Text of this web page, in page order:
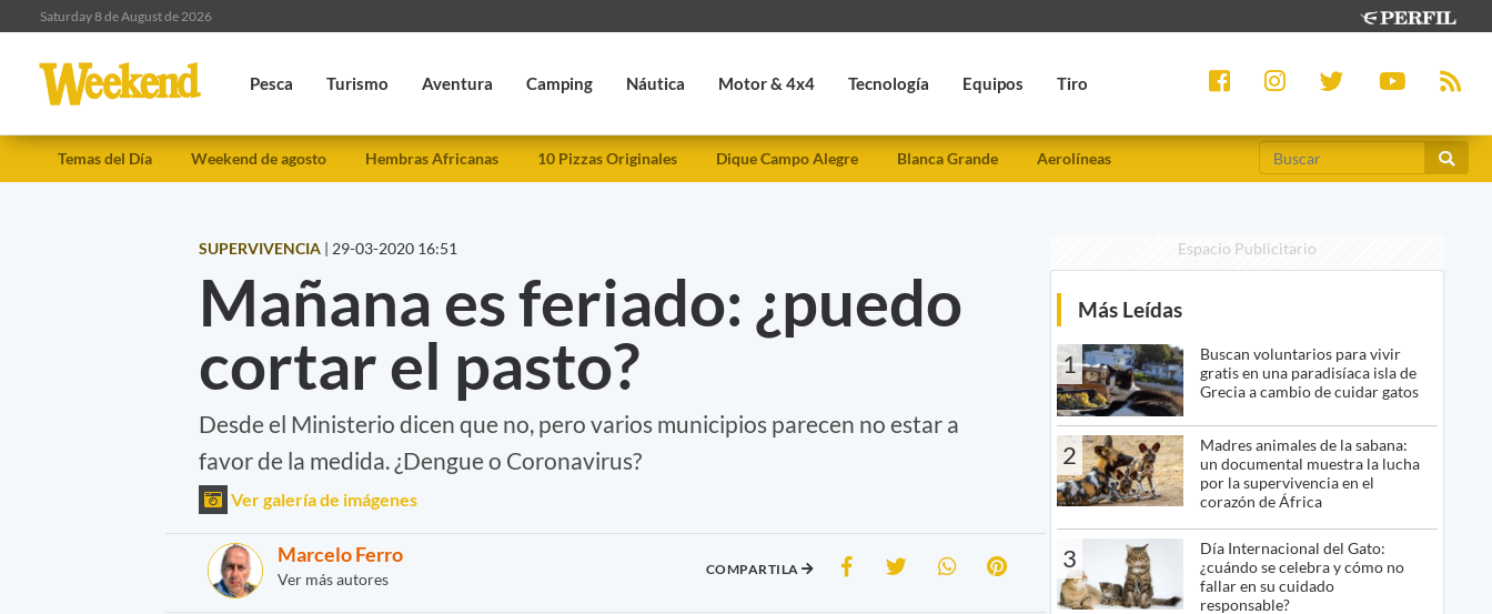
Saturday 8 de August de 2026
Pesca Turismo Aventura Camping Náutica Motor & 4x4 Tecnología Equipos Tiro
Temas del Día Weekend de agosto Hembras Africanas 10 Pizzas Originales Dique Campo Alegre Blanca Grande Aerolíneas
SUPERVIVENCIA | 29-03-2020 16:51
Mañana es feriado: ¿puedo
cortar el pasto?
Desde el Ministerio dicen que no, pero varios municipios parecen no estar a
favor de la medida. ¿Dengue o Coronavirus?
Ver galería de imágenes
Marcelo Ferro
Ver más autores
COMPARTILA
Espacio Publicitario
Más Leídas
1
Buscan voluntarios para vivir
gratis en una paradisíaca isla de
Grecia a cambio de cuidar gatos
2
Madres animales de la sabana:
un documental muestra la lucha
por la supervivencia en el
corazón de África
3
Día Internacional del Gato:
¿cuándo se celebra y cómo no
fallar en su cuidado
responsable?